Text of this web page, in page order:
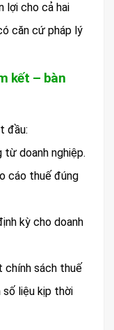
lợi cho cả hai
căn cứ pháp lý
kết – bàn
đầu:
từ doanh nghiệp.
cáo thuế đúng
kỳ cho doanh
chính sách thuế
số liệu kịp thời